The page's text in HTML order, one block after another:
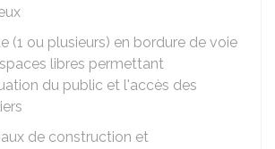
(1 ou plusieurs) en bordure de voie
libres permettant
du public et l'accès des
de construction et